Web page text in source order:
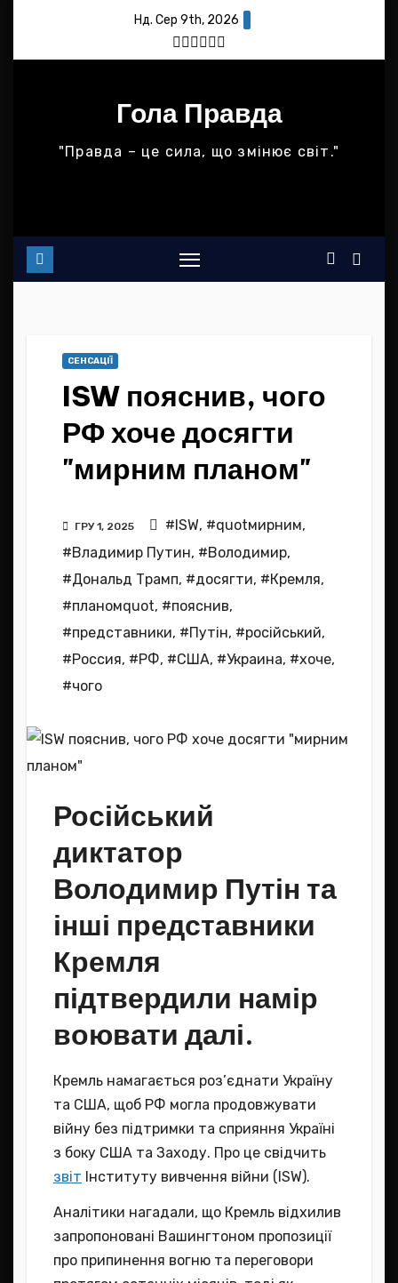
content
Нд. Сер 9th, 2026
Гола Правда
"Правда – це сила, що змінює світ."
СЕНСАЦІЇ
ISW пояснив, чого
РФ хоче досягти
"мирним планом"
ГРУ 1, 2025 #ISW, #quotмирним,
#Владимир Путин, #Володимир,
#Дональд Трамп, #досягти, #Кремля,
#планомquot, #пояснив,
#представники, #Путін, #російський,
#Россия, #РФ, #США, #Украина, #хоче,
#чого
Російський
диктатор
Володимир Путін та
інші представники
Кремля
підтвердили намір
воювати далі.
Кремль намагається роз’єднати Україну
та США, щоб РФ могла продовжувати
війну без підтримки та сприяння Україні
з боку США та Заходу. Про це свідчить
звіт Інституту вивчення війни (ISW).
Аналітики нагадали, що Кремль відхилив
запропоновані Вашингтоном пропозиції
про припинення вогню та переговори